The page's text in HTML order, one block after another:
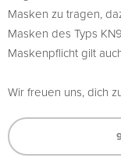
Masken zu tragen,
Masken des Typs
Maskenpflicht gilt
Wir freuen uns, dich